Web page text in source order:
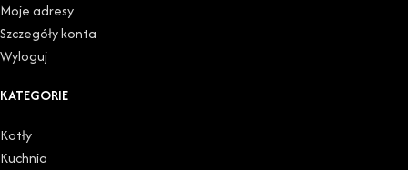
Moje adresy
Szczegóły konta
Wyloguj
KATEGORIE
Kotły
Kuchnia